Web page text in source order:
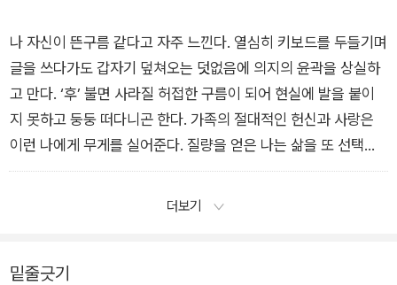
나 자신이 뜬구름 같다고 자주 느낀다. 열심히 키보드를 두들기며
글을 쓰다가도 갑자기 덮쳐오는 덧없음에 의지의 윤곽을 상실하
고 만다. ‘후’ 불면 사라질 허접한 구름이 되어 현실에 발을 붙이
지 못하고 둥둥 떠다니곤 한다. 가족의 절대적인 헌신과 사랑은
이런 나에게 무게를 실어준다. 질량을 얻은 나는 삶을 또 선택한
다. _「내 삶의 이유」 중에서
더보기
밑줄긋기